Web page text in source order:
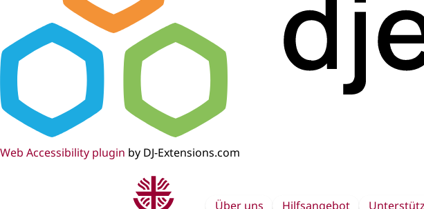
Web Accessibility plugin by DJ-Extensions.com
Über uns Hilfsangebot